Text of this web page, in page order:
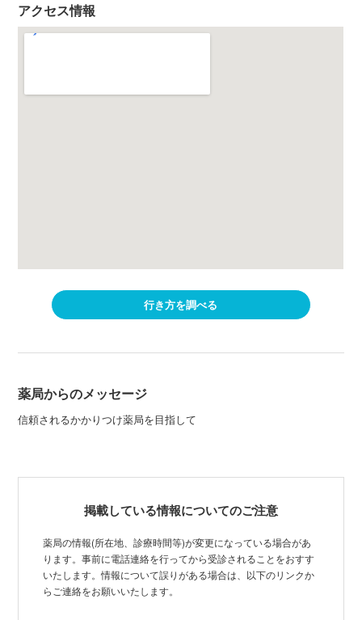
アクセス情報
行き方を調べる
薬局からのメッセージ
信頼されるかかりつけ薬局を目指して
掲載している情報についてのご注意
薬局の情報(所在地、診療時間等)が変更になっている場合があ
ります。事前に電話連絡を行ってから受診されることをおすす
いたします。情報について誤りがある場合は、以下のリンクか
らご連絡をお願いいたします。